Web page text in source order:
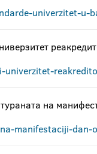
univerzitet-
на
manifestaciji-dan-